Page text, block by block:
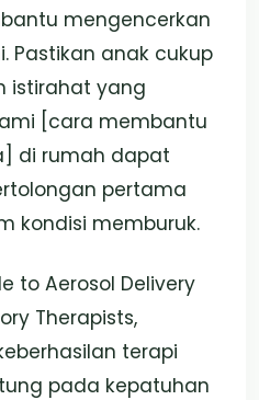
mengencerkan
Pastikan anak cukup
istirahat yang
[cara membantu
di rumah dapat
pertama
kondisi memburuk.
to Aerosol Delivery
Therapists,
terapi
pada kepatuhan